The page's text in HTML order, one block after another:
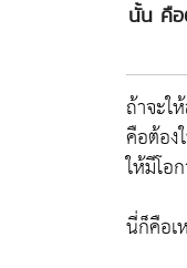
นั้น คือ
ถ้าจะใ
คือต้อง
ให้มีโอ
นี่ก็คือเ